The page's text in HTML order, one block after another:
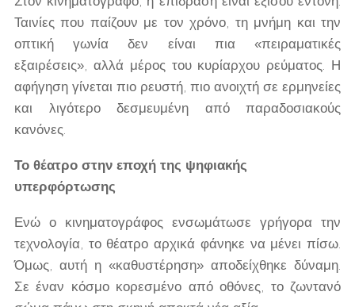
Ταινίες που παίζουν με τον χρόνο, τη μνήμη και την
οπτική γωνία δεν είναι πια «πειραματικές
εξαιρέσεις», αλλά μέρος του κυρίαρχου ρεύματος. Η
αφήγηση γίνεται πιο ρευστή, πιο ανοιχτή σε ερμηνείες
και λιγότερο δεσμευμένη από παραδοσιακούς
κανόνες.
Το θέατρο στην εποχή της ψηφιακής
υπερφόρτωσης
Ενώ ο κινηματογράφος ενσωμάτωσε γρήγορα την
τεχνολογία, το θέατρο αρχικά φάνηκε να μένει πίσω.
Όμως, αυτή η «καθυστέρηση» αποδείχθηκε δύναμη.
Σε έναν κόσμο κορεσμένο από οθόνες, το ζωντανό